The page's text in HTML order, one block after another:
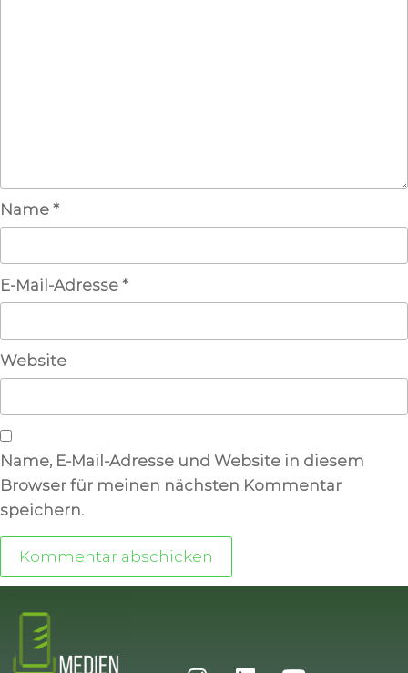
Name *
E-Mail-Adresse *
Website
Name, E-Mail-Adresse und Website in diesem
Browser für meinen nächsten Kommentar
speichern.